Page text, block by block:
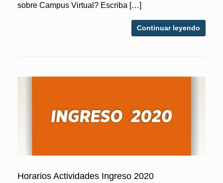
sobre Campus Virtual? Escriba […]
Continuar leyendo
Horarios Actividades Ingreso 2020